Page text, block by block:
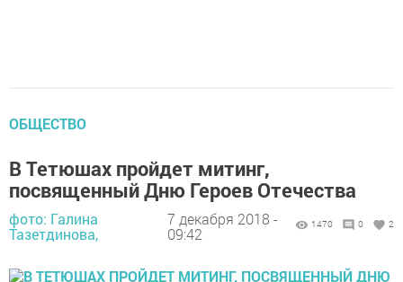
ОБЩЕСТВО
В Тетюшах пройдет митинг,
посвященный Дню Героев Отечества
фото: Галина
Тазетдинова,
7 декабря 2018 -
09:42
1470 0 2